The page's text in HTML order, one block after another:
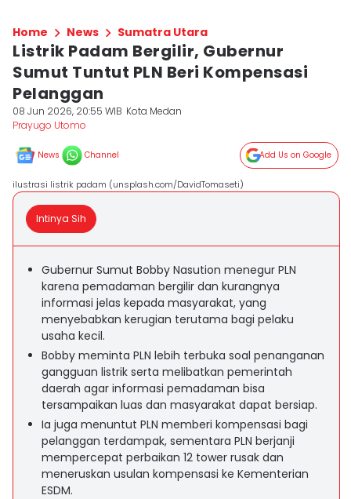
Home News Sumatra Utara
Listrik Padam Bergilir, Gubernur
Sumut Tuntut PLN Beri Kompensasi
Pelanggan
08 Jun 2026, 20:55 WIB Kota Medan
Prayugo Utomo
News Channel Add Us on Google
ilustrasi listrik padam (unsplash.com/DavidTomaseti)
Intinya Sih
Gubernur Sumut Bobby Nasution menegur PLN
karena pemadaman bergilir dan kurangnya
informasi jelas kepada masyarakat, yang
menyebabkan kerugian terutama bagi pelaku
usaha kecil.
Bobby meminta PLN lebih terbuka soal penanganan
gangguan listrik serta melibatkan pemerintah
daerah agar informasi pemadaman bisa
tersampaikan luas dan masyarakat dapat bersiap.
Ia juga menuntut PLN memberi kompensasi bagi
pelanggan terdampak, sementara PLN berjanji
mempercepat perbaikan 12 tower rusak dan
meneruskan usulan kompensasi ke Kementerian
ESDM.